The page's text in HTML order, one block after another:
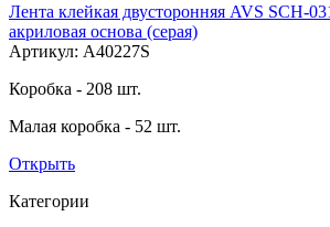
Лента клейкая двусторонняя AVS SCH-
акриловая основа (серая)
Артикул: A40227S
Коробка - 208 шт.
Малая коробка - 52 шт.
Открыть
Категории